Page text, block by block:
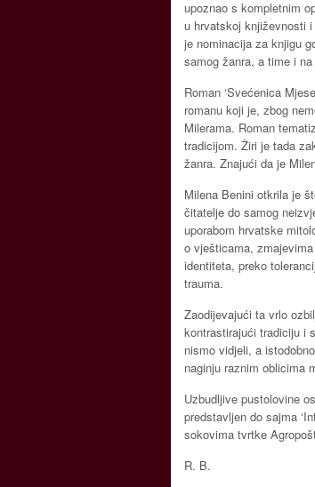
upoznao s kompletnim
u hrvatskoj književnosti
je nominacija za knjigu
samog žanra, a time i
Roman ‘Svećenica
romanu koji je, zbog
Milerama. Roman
tradicijom. Žiri je tada
žanra. Znajući da je
Milena Benini otkrila je
čitatelje do samog
uporabom hrvatske
o vješticama,
identiteta, preko
trauma.
Zaodijevajući ta vrlo
kontrastirajući tradiciju i
nismo vidjeli, a
naginju raznim oblicima
Uzbudljive pustolovine
predstavljen do sajma
sokovima tvrtke
R. B.